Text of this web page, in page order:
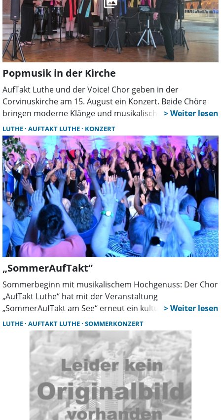
Popmusik in der Kirche
AufTakt Luthe und der Voice! Chor geben in der
Corvinuskirche am 15. August ein Konzert. Beide Chöre
bringen moderne Klänge und musikalische Erinnerungen
mit. Die Serenade beginnt um 18 Uhr und verspricht ein
abwechslungsreiches Programm mit Popsongs aus
mehreren Jahrzehnten.
LUTHE AUFTAKT LUTHE KONZERT
„SommerAufTakt“
Sommerbeginn mit musikalischem Hochgenuss: Der Chor
„AufTakt Luthe“ hat mit der Veranstaltung
„SommerAufTakt am See“ erneut ein kulturelles Highlight
gesetzt. Der stimmungsvolle „Kuhstall“ auf dem Hof von
Christian Stille war bis auf den letzten Platz gefüllt – und
das Publikum zeigte sich begeistert.
LUTHE AUFTAKT LUTHE SOMMERKONZERT